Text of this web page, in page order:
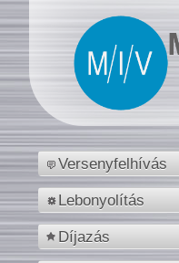
Versenyfelhívás
Lebonyolítás
Díjazás